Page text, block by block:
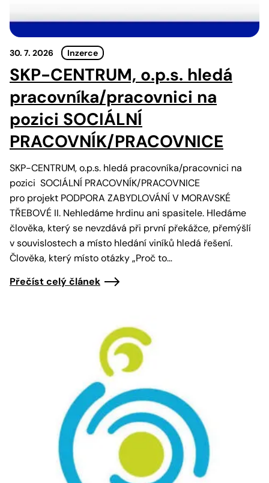
30. 7. 2026 Inzerce
SKP-CENTRUM, o.p.s. hledá
pracovníka/pracovnici na
pozici SOCIÁLNÍ
PRACOVNÍK/PRACOVNICE
SKP-CENTRUM, o.p.s. hledá pracovníka/pracovnici na
pozici SOCIÁLNÍ PRACOVNÍK/PRACOVNICE
pro projekt PODPORA ZABYDLOVÁNÍ V MORAVSKÉ
TŘEBOVÉ II. Nehledáme hrdinu ani spasitele. Hledáme
člověka, který se nevzdává při první překážce, přemýšlí
v souvislostech a místo hledání viníků hledá řešení.
Člověka, který místo otázky „Proč to…
Přečíst celý článek